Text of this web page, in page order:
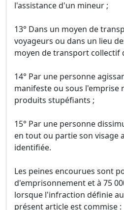
l'assistance d'un mineur ;
13° Dans un moyen de
voyageurs ou dans un lieu
moyen de transport collectif
14° Par une personne
manifeste ou sous l'emprise
produits stupéfiants ;
15° Par une personne
en tout ou partie son visage
identifiée.
Les peines encourues sont
d'emprisonnement et à 75
lorsque l'infraction définie
présent article est commise :